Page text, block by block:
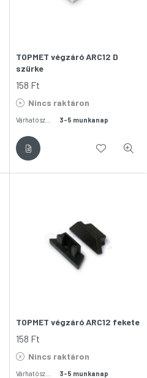
TOPMET végzáró ARC12 D
szürke
158 Ft
Nincs raktáron
3-5 munkanap
TOPMET végzáró ARC12 fekete
158 Ft
Nincs raktáron
3-5 munkanap